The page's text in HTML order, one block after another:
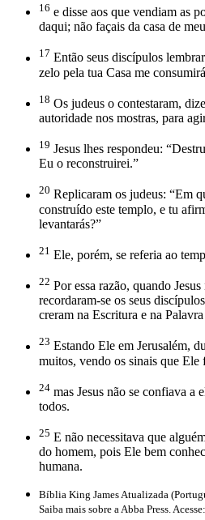
16 e disse aos que vendiam as
daqui; não façais da casa de
17 Então seus discípulos
zelo pela tua Casa me
18 Os judeus o contestaram,
autoridade nos mostras, para
19 Jesus lhes respondeu:
Eu o reconstruirei.”
20 Replicaram os judeus: “Em
construído este templo, e tu
levantarás?”
21 Ele, porém, se referia ao
22 Por essa razão, quando
recordaram-se os seus
creram na Escritura e na
23 Estando Ele em Jerusalém,
muitos, vendo os sinais que Ele
24 mas Jesus não se confiava a
todos.
25 E não necessitava que
do homem, pois Ele bem
humana.
Bíblia King James Atualizada
Saiba mais sobre a Abba Press. Acesse: